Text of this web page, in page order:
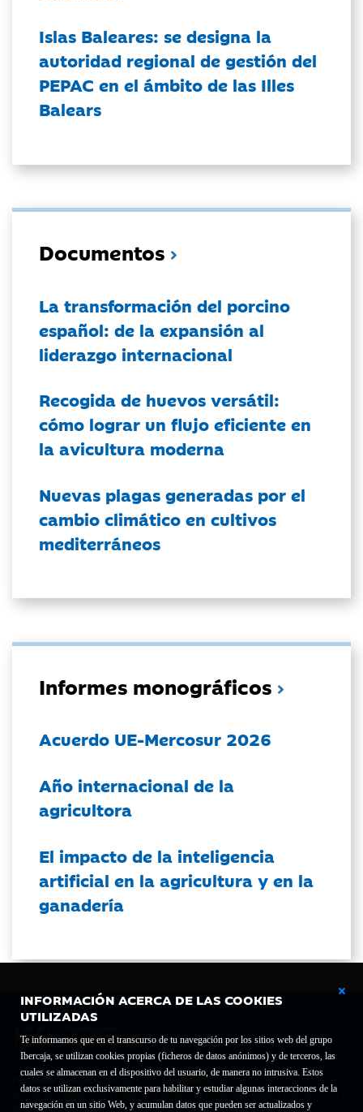
INFORMACIÓN ACERCA DE LAS COOKIES
UTILIZADAS
Te informamos que en el transcurso de tu navegación por los sitios web del grupo
Ibercaja, se utilizan cookies propias (ficheros de datos anónimos) y de terceros, las
cuales se almacenan en el dispositivo del usuario, de manera no intrusiva. Estos
datos se utilizan exclusivamente para habilitar y estudiar algunas interacciones de la
navegación en un sitio Web, y acumulan datos que pueden ser actualizados y
Islas Baleares: se designa la
autoridad regional de gestión del
PEPAC en el ámbito de las Illes
Balears
Documentos
La transformación del porcino
español: de la expansión al
liderazgo internacional
Recogida de huevos versátil:
cómo lograr un flujo eficiente en
la avicultura moderna
Nuevas plagas generadas por el
cambio climático en cultivos
mediterráneos
Informes monográficos
Acuerdo UE-Mercosur 2026
Año internacional de la
agricultora
El impacto de la inteligencia
artificial en la agricultura y en la
ganadería
Fundación Bancaria Ibercaja C.I.F. G-50000652.
Inscrita en el Registro de Fundaciones del Mº de Educación, Cultura y Deporte con el nº
1689.